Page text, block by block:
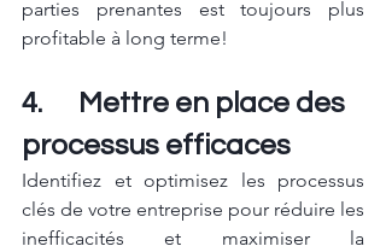
parties prenantes est toujours plus
profitable à long terme!
4.      Mettre en place des
processus efficaces
Identifiez et optimisez les processus
clés de votre entreprise pour réduire les
inefficacités et maximiser la